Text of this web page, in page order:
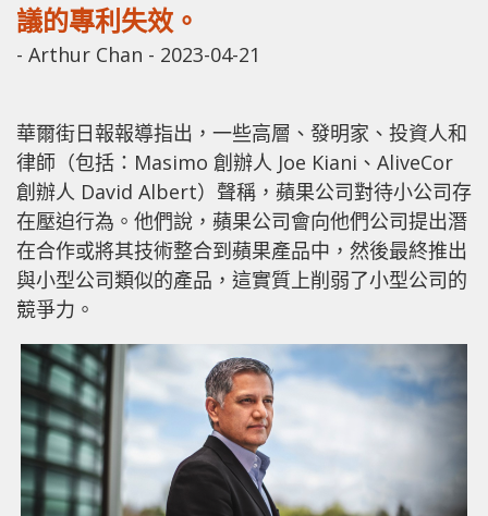
議的專利失效。
- Arthur Chan - 2023-04-21
華爾街日報報導指出，一些高層、發明家、投資人和
律師（包括：Masimo 創辦人 Joe Kiani、AliveCor
創辦人 David Albert）聲稱，蘋果公司對待小公司存
在壓迫行為。他們說，蘋果公司會向他們公司提出潛
在合作或將其技術整合到蘋果產品中，然後最終推出
與小型公司類似的產品，這實質上削弱了小型公司的
競爭力。